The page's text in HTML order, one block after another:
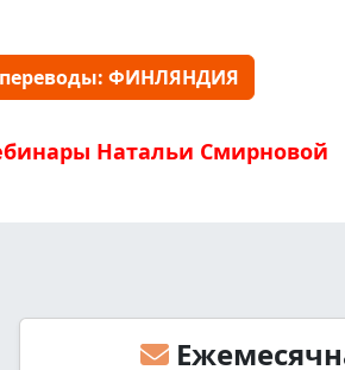
переводы: ФИНЛЯНДИЯ
Натальи Смирновой